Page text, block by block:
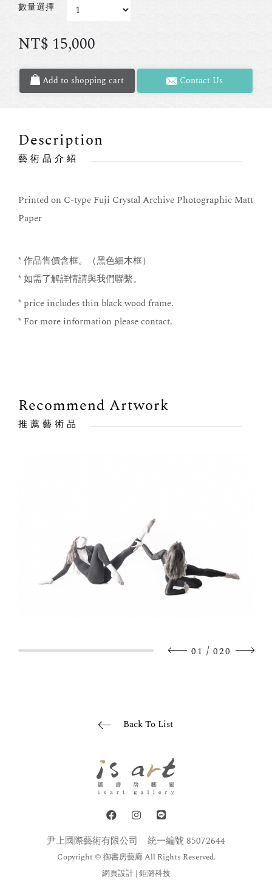
數量選擇
NT$ 15,000
Add to shopping cart Contact Us
Description
藝術品介紹
Printed on C-type Fuji Crystal Archive Photographic Matt
Paper
* 作品售價含框。（黑色細木框）
* 如需了解詳情請與我們聯繫。
* price includes thin black wood frame.
* For more information please contact.
Recommend Artwork
推薦藝術品
01 / 020
Back To List
尹上國際藝術有限公司 統一編號 85072644
Copyright © 御書房藝廊 All Rights Reserved.
網頁設計| 鉅潞科技